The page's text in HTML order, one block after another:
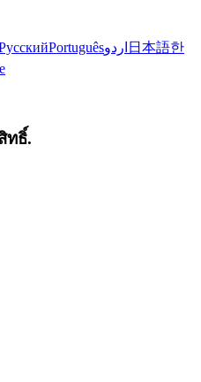
Portuguêsاردو 日本語한
ทธิ์.